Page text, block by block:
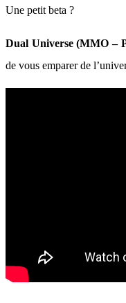
Une petit beta ?
Dual Universe (MMO –
de vous emparer de